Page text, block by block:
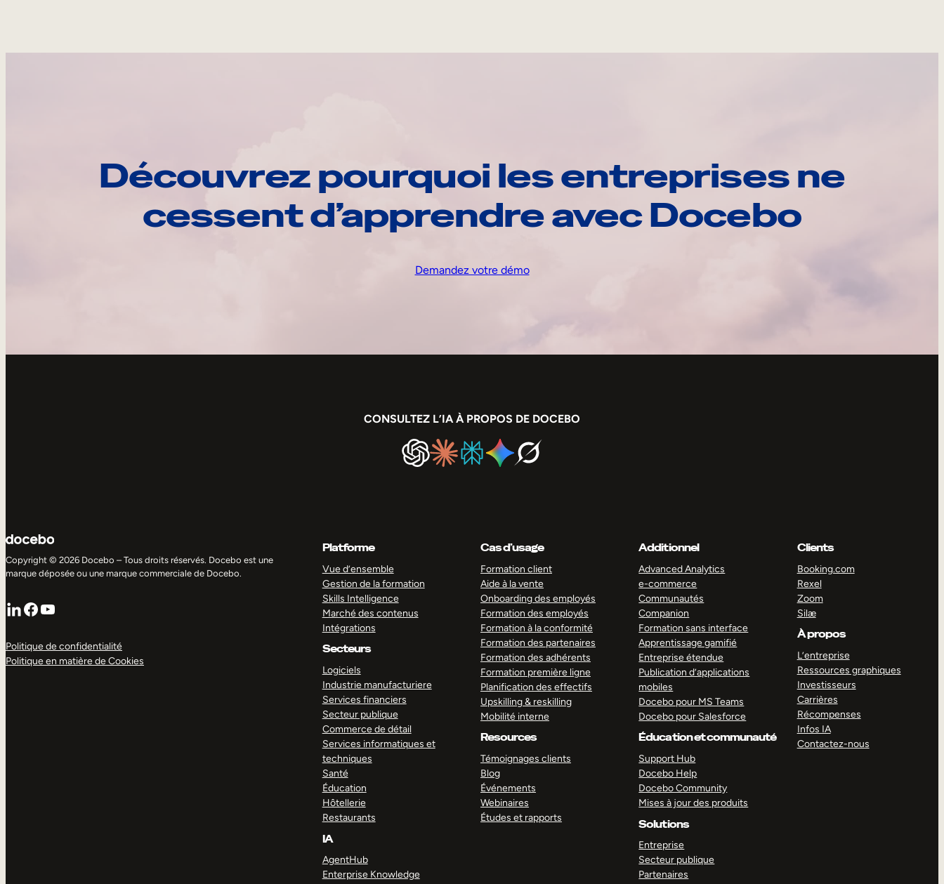
Découvrez pourquoi les entreprises ne
cessent d’apprendre avec Docebo
Demandez votre démo
CONSULTEZ L’IA À PROPOS DE DOCEBO
Copyright © 2026 Docebo – Tous droits réservés. Docebo est une
marque déposée ou une marque commerciale de Docebo.
LinkedIn
Facebook
YouTube
Politique de confidentialité
Politique en matière de Cookies
Platforme
Vue d’ensemble
Gestion de la formation
Skills Intelligence
Marché des contenus
Intégrations
Secteurs
Logiciels
Industrie manufacturiere
Services financiers
Secteur publique
Commerce de détail
Services informatiques et
techniques
Santé
Éducation
Hôtellerie
Restaurants
IA
AgentHub
Enterprise Knowledge
Cas d’usage
Formation client
Aide à la vente
Onboarding des employés
Formation des employés
Formation à la conformité
Formation des partenaires
Formation des adhérents
Formation première ligne
Planification des effectifs
Upskilling & reskilling
Mobilité interne
Resources
Témoignages clients
Blog
Événements
Webinaires
Études et rapports
Additionnel
Advanced Analytics
e-commerce
Communautés
Companion
Formation sans interface
Apprentissage gamifié
Entreprise étendue
Publication d’applications
mobiles
Docebo pour MS Teams
Docebo pour Salesforce
Éducation et communauté
Support Hub
Docebo Help
Docebo Community
Mises à jour des produits
Solutions
Entreprise
Secteur publique
Partenaires
Clients
Booking.com
Rexel
Zoom
Silæ
À propos
L’entreprise
Ressources graphiques
Investisseurs
Carrières
Récompenses
Infos IA
Contactez-nous